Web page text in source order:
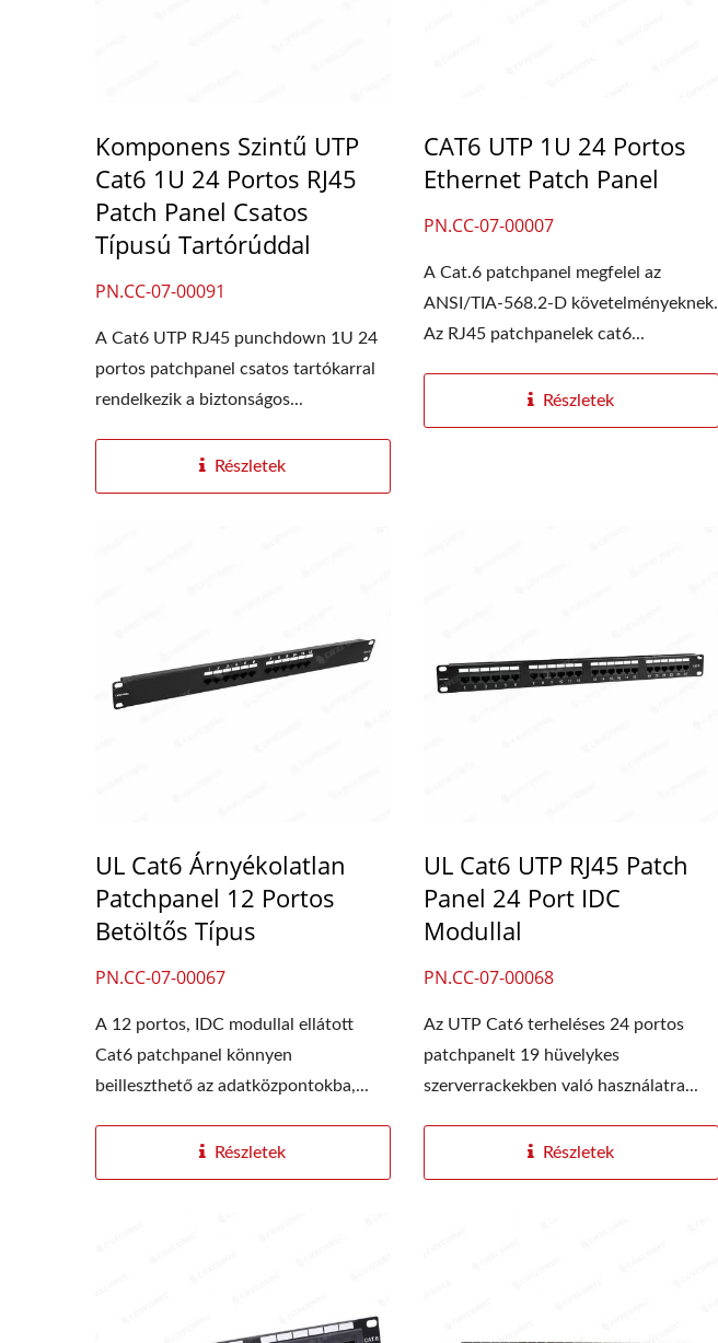
Komponens Szintű UTP
Cat6 1U 24 Portos RJ45
Patch Panel Csatos
Típusú Tartórúddal
PN.CC-07-00091
A Cat6 UTP RJ45 punchdown 1U 24
portos patchpanel csatos tartókarral
rendelkezik a biztonságos...
Részletek
CAT6 UTP 1U 24 Portos
Ethernet Patch Panel
PN.CC-07-00007
A Cat.6 patchpanel megfelel az
ANSI/TIA-568.2-D követelményeknek.
Az RJ45 patchpanelek cat6...
Részletek
UL Cat6 Árnyékolatlan
Patchpanel 12 Portos
Betöltős Típus
PN.CC-07-00067
A 12 portos, IDC modullal ellátott
Cat6 patchpanel könnyen
beilleszthető az adatközpontokba,...
Részletek
UL Cat6 UTP RJ45 Patch
Panel 24 Port IDC
Modullal
PN.CC-07-00068
Az UTP Cat6 terheléses 24 portos
patchpanelt 19 hüvelykes
szerverrackekben való használatra...
Részletek